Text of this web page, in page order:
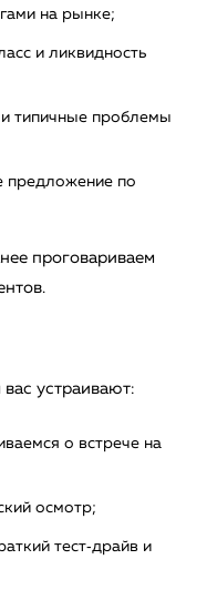
на рынке;
и ликвидность
и типичные проблемы
предложение по
проговариваем
устраивают:
о встрече на
осмотр;
тест‑драйв и